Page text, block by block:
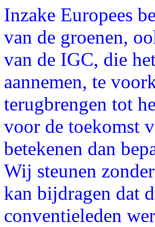
Inzake Europees
van de groenen,
van de IGC, die
aannemen, te
terugbrengen tot
voor de toekomst
betekenen dan
Wij steunen
kan bijdragen dat
conventieleden